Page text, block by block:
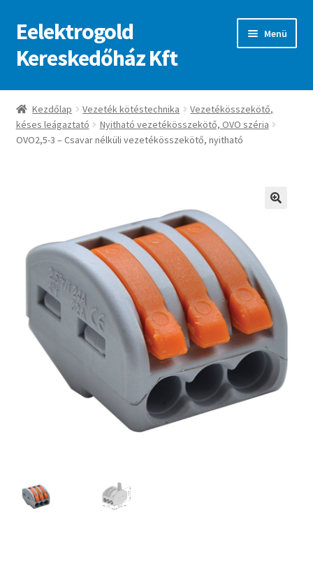
Ugrás
a
navigációhoz
Kilépés
a
tartalomba
Eelektrogold
Kereskedőház Kft
Menü
Kezdőlap
A fiókom
Kezdőlap Vezeték kötéstechnika
Vezetékösszekötő,
késes leágaztató
Nyitható vezetékösszekötő, OVO széria
OVO2,5-3 – Csavar nélküli vezetékösszekötő, nyitható